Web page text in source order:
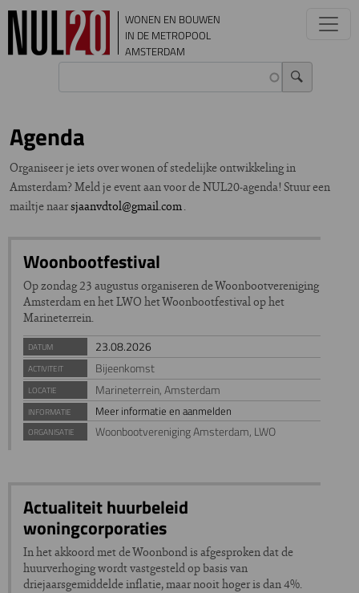
Overslaan en naar de inhoud gaan
WONEN EN BOUWEN
IN DE METROPOOL
AMSTERDAM
Agenda
Organiseer je iets over wonen of stedelijke ontwikkeling in
Amsterdam? Meld je event aan voor de NUL20-agenda! Stuur een
mailtje naarsjaanvdtol@gmail.com.
Woonbootfestival
Op zondag 23 augustus organiseren de Woonbootvereniging
Amsterdam en het LWO het Woonbootfestival op het
Marineterrein.
DATUM 23.08.2026
ACTIVITEIT Bijeenkomst
LOCATIE Marineterrein, Amsterdam
INFORMATIE Meer informatie en aanmelden
ORGANISATIE Woonbootvereniging Amsterdam, LWO
Actualiteit huurbeleid
woningcorporaties
In het akkoord met de Woonbond is afgesproken dat de
huurverhoging wordt vastgesteld op basis van
driejaarsgemiddelde inflatie, maar nooit hoger is dan 4%.